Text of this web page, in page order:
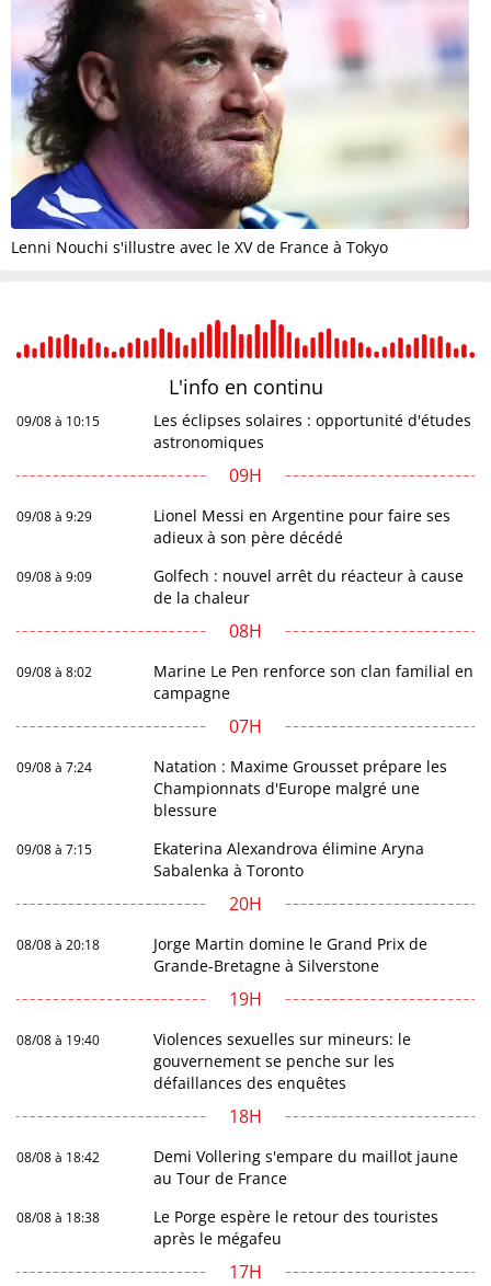
Lenni Nouchi s'illustre avec le XV de France à Tokyo
L'info en continu
09/08 à 10:15
Les éclipses solaires : opportunité d'études
astronomiques
09H
09/08 à 9:29
Lionel Messi en Argentine pour faire ses
adieux à son père décédé
09/08 à 9:09
Golfech : nouvel arrêt du réacteur à cause
de la chaleur
08H
09/08 à 8:02
Marine Le Pen renforce son clan familial en
campagne
07H
09/08 à 7:24
Natation : Maxime Grousset prépare les
Championnats d'Europe malgré une
blessure
09/08 à 7:15
Ekaterina Alexandrova élimine Aryna
Sabalenka à Toronto
20H
08/08 à 20:18
Jorge Martin domine le Grand Prix de
Grande-Bretagne à Silverstone
19H
08/08 à 19:40
Violences sexuelles sur mineurs: le
gouvernement se penche sur les
défaillances des enquêtes
18H
08/08 à 18:42
Demi Vollering s'empare du maillot jaune
au Tour de France
08/08 à 18:38
Le Porge espère le retour des touristes
après le mégafeu
17H